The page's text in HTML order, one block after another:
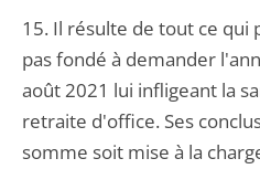
15. Il résulte de tout ce qui
pas fondé à demander
août 2021 lui infligeant la
retraite d'office. Ses
somme soit mise à la